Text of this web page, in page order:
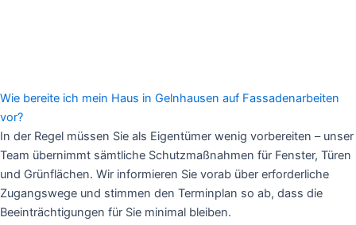
Wie bereite ich mein Haus in Gelnhausen auf Fassadenarbeiten
vor?
In der Regel müssen Sie als Eigentümer wenig vorbereiten – unser
Team übernimmt sämtliche Schutzmaßnahmen für Fenster, Türen
und Grünflächen. Wir informieren Sie vorab über erforderliche
Zugangswege und stimmen den Terminplan so ab, dass die
Beeinträchtigungen für Sie minimal bleiben.